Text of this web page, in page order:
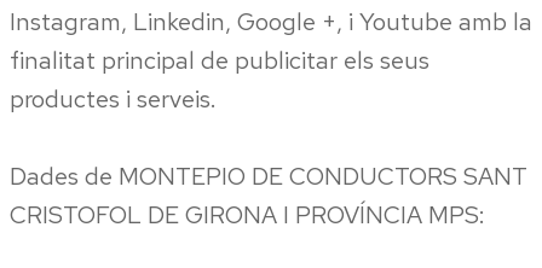
Instagram, Linkedin, Google +, i Youtube amb la
finalitat principal de publicitar els seus
productes i serveis.
Dades de MONTEPIO DE CONDUCTORS SANT
CRISTOFOL DE GIRONA I PROVÍNCIA MPS: